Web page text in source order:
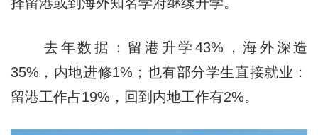
去年数据：留港升学43%，海外深造
35%，内地进修1%；也有部分学生直接就业：
留港工作占19%，回到内地工作有2%。